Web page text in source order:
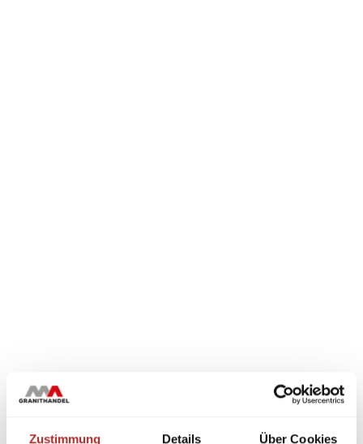
Zustimmung Details Über Cookies